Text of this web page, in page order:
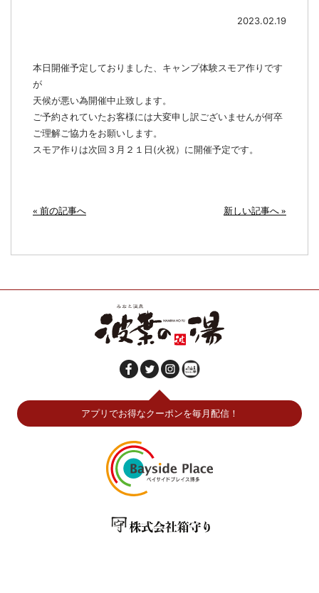
2023.02.19
本日開催予定しておりました、キャンプ体験スモア作りです
が
天候が悪い為開催中止致します。
ご予約されていたお客様には大変申し訳ございませんが何卒
ご理解ご協力をお願いします。
スモア作りは次回３月２１日(火祝）に開催予定です。
« 前の記事へ 新しい記事へ »
アプリでお得なクーポンを毎月配信！